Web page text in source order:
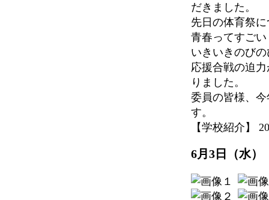
だきました。
先日の体育祭
青春ってすごい
いきいきのび
応援合戦の迫
りました。
委員の皆様、
す。
【学校紹介】
6月3日（水